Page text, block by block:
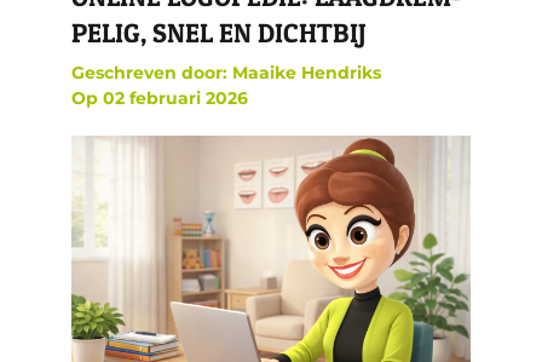
PE­LIG, SNEL EN DICHT­BIJ
Geschreven door: Maaike Hendriks
Op 02 februari 2026